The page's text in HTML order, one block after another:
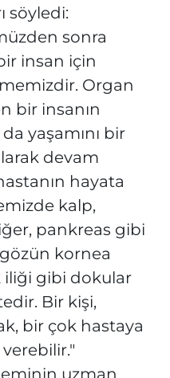
söyledi:
sonra
insan için
Organ
bir insanın
yaşamını bir
devam
hayata
kalp,
pankreas gibi
kornea
iliği gibi dokular
Bir kişi,
bir çok hastaya